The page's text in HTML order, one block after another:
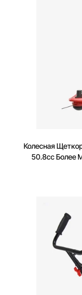
Колесная
50.8cc Более